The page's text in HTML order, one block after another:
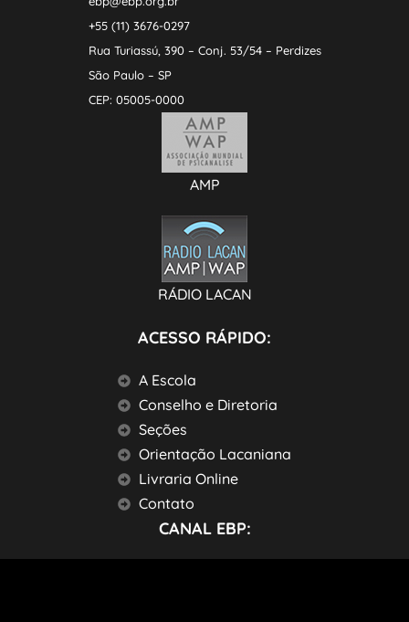
+55 (11) 3676-0297
Rua Turiassú, 390 – Conj. 53/54 – Perdizes
São Paulo – SP
CEP: 05005-0000
AMP
RÁDIO LACAN
ACESSO RÁPIDO:
A Escola
Conselho e Diretoria
Seções
Orientação Lacaniana
Livraria Online
Contato
CANAL EBP: